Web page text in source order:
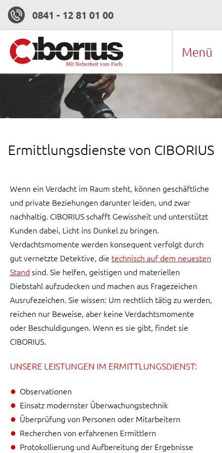
0841 - 12 81 01 00
Menü
Ermittlungsdienste von CIBORIUS
Wenn ein Verdacht im Raum steht, können geschäftliche
und private Beziehungen darunter leiden, und zwar
nachhaltig. CIBORIUS schafft Gewissheit und unterstützt
Kunden dabei, Licht ins Dunkel zu bringen.
Verdachtsmomente werden konsequent verfolgt durch
gut vernetzte Detektive, die technisch auf dem neuesten
Stand sind. Sie helfen, geistigen und materiellen
Diebstahl aufzudecken und machen aus Fragezeichen
Ausrufezeichen. Sie wissen: Um rechtlich tätig zu werden,
reichen nur Beweise, aber keine Verdachtsmomente
oder Beschuldigungen. Wenn es sie gibt, findet sie
CIBORIUS.
UNSERE LEISTUNGEN IM ERMITTLUNGSDIENST:
Observationen
Einsatz modernster Überwachungstechnik
Überprüfung von Personen oder Mitarbeitern
Recherchen von erfahrenen Ermittlern
Protokollierung und Aufbereitung der Ergebnisse